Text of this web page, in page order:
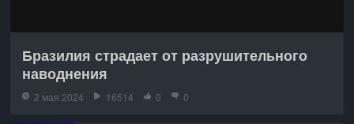
Бразилия страдает от разрушительного
наводнения
2 мая 2024 16514 0 0